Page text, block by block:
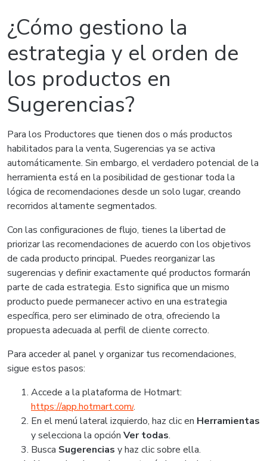
¿Cómo gestiono la
estrategia y el orden de
los productos en
Sugerencias?
Para los Productores que tienen dos o más productos
habilitados para la venta, Sugerencias ya se activa
automáticamente. Sin embargo, el verdadero potencial de la
herramienta está en la posibilidad de gestionar toda la
lógica de recomendaciones desde un solo lugar, creando
recorridos altamente segmentados.
Con las configuraciones de flujo, tienes la libertad de
priorizar las recomendaciones de acuerdo con los objetivos
de cada producto principal. Puedes reorganizar las
sugerencias y definir exactamente qué productos formarán
parte de cada estrategia. Esto significa que un mismo
producto puede permanecer activo en una estrategia
específica, pero ser eliminado de otra, ofreciendo la
propuesta adecuada al perfil de cliente correcto.
Para acceder al panel y organizar tus recomendaciones,
sigue estos pasos:
Accede a la plataforma de Hotmart:
https://app.hotmart.com/.
En el menú lateral izquierdo, haz clic en Herramientas
y selecciona la opción Ver todas.
Busca Sugerencias y haz clic sobre ella.